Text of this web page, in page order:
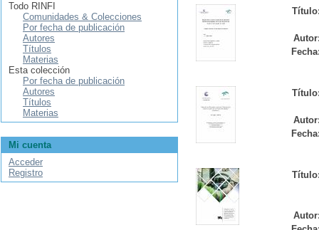
Todo RINFI
Comunidades & Colecciones
Por fecha de publicación
Autores
Títulos
Materias
Esta colección
Por fecha de publicación
Autores
Títulos
Materias
Mi cuenta
Acceder
Registro